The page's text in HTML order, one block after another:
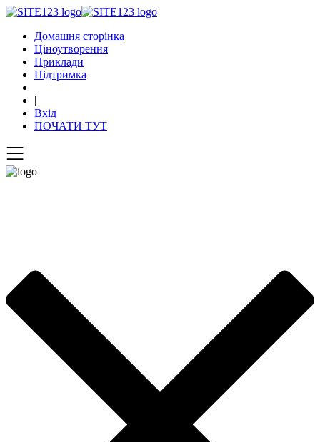
Домашня сторінка
Ціноутворення
Приклади
Підтримка
|
Вхід
ПОЧАТИ ТУТ